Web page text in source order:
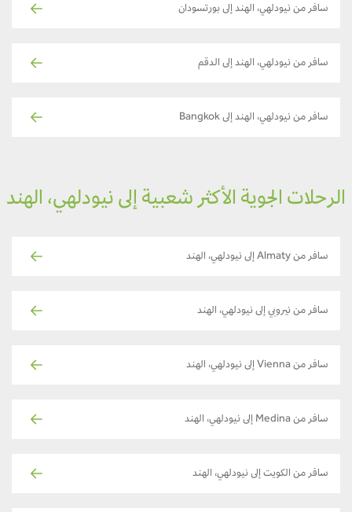
سافر من نيودلهي، الهند إلى بورتسودان
سافر من نيودلهي، الهند إلى الدقم
سافر من نيودلهي، الهند إلى Bangkok
الجوية الأكثر شعبية إلى نيودلهي، الهند
سافر من Almaty إلى نيودلهي، الهند
سافر من نيروبي إلى نيودلهي، الهند
سافر من Vienna إلى نيودلهي، الهند
سافر من Medina إلى نيودلهي، الهند
سافر من الكويت إلى نيودلهي، الهند